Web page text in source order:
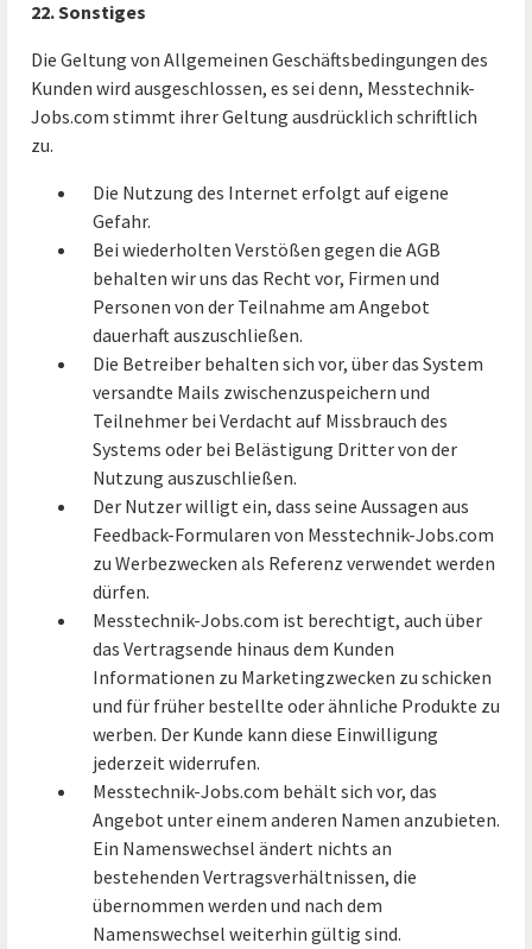
22. Sonstiges
Die Geltung von Allgemeinen Geschäftsbedingungen des
Kunden wird ausgeschlossen, es sei denn, Messtechnik-
Jobs.com stimmt ihrer Geltung ausdrücklich schriftlich
zu.
Die Nutzung des Internet erfolgt auf eigene
Gefahr.
Bei wiederholten Verstößen gegen die AGB
behalten wir uns das Recht vor, Firmen und
Personen von der Teilnahme am Angebot
dauerhaft auszuschließen.
Die Betreiber behalten sich vor, über das System
versandte Mails zwischenzuspeichern und
Teilnehmer bei Verdacht auf Missbrauch des
Systems oder bei Belästigung Dritter von der
Nutzung auszuschließen.
Der Nutzer willigt ein, dass seine Aussagen aus
Feedback-Formularen von Messtechnik-Jobs.com
zu Werbezwecken als Referenz verwendet werden
dürfen.
Messtechnik-Jobs.com ist berechtigt, auch über
das Vertragsende hinaus dem Kunden
Informationen zu Marketingzwecken zu schicken
und für früher bestellte oder ähnliche Produkte zu
werben. Der Kunde kann diese Einwilligung
jederzeit widerrufen.
Messtechnik-Jobs.com behält sich vor, das
Angebot unter einem anderen Namen anzubieten.
Ein Namenswechsel ändert nichts an
bestehenden Vertragsverhältnissen, die
übernommen werden und nach dem
Namenswechsel weiterhin gültig sind.